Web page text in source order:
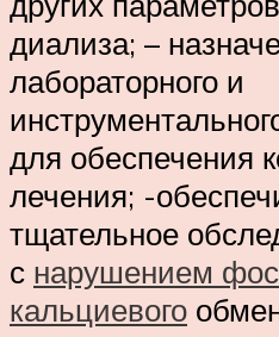
диализа; –
лабораторного и
для обеспечения
лечения; -
тщательное
с нарушением
кальциевого